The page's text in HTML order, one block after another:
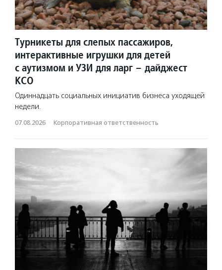
Турникеты для слепых пассажиров,
интерактивные игрушки для детей
с аутизмом и УЗИ для ларг – дайджест
КСО
Одиннадцать социальных инициатив бизнеса уходящей
недели.
07.08.2026 · Корпоративная ответственность